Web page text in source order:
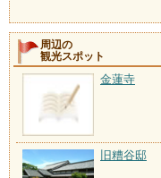
周辺の
観光スポット
金蓮寺
旧糟谷邸